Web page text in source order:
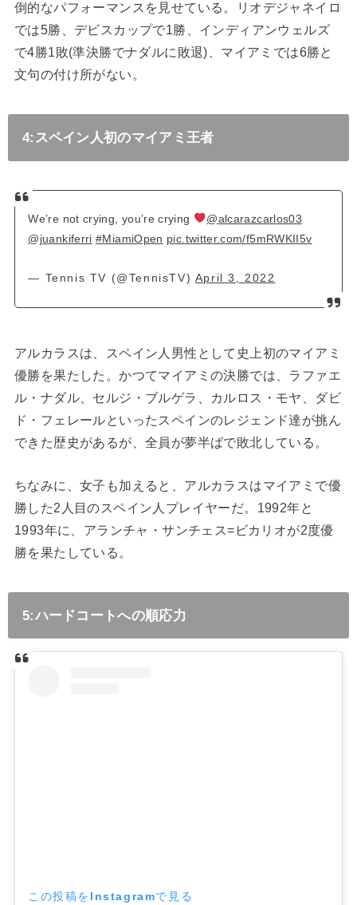
倒的なパフォーマンスを見せている。リオデジャネイロ
では5勝、デビスカップで1勝、インディアンウェルズ
で4勝1敗(準決勝でナダルに敗退)、マイアミでは6勝と
文句の付け所がない。
4:スペイン人初のマイアミ王者
We’re not crying, you’re crying
@alcarazcarlos03
@juankiferri #MiamiOpen pic.twitter.com/f5mRWKII5v
— Tennis TV (@TennisTV) April 3, 2022
アルカラスは、スペイン人男性として史上初のマイアミ
優勝を果たした。かつてマイアミの決勝では、ラファエ
ル・ナダル、セルジ・ブルゲラ、カルロス・モヤ、ダビ
ド・フェレールといったスペインのレジェンド達が挑ん
できた歴史があるが、全員が夢半ばで敗北している。
ちなみに、女子も加えると、アルカラスはマイアミで優
勝した2 人目のスペイン人プレイヤーだ。 1992年と
1993年に、アランチャ・サンチェス= ビカリオが2度優
勝を果たしている。
5:ハードコートへの順応力
この投稿をInstagramで見る